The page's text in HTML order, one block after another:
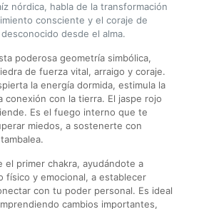
nórdica, habla de la transformación
consciente y el coraje de
desde el alma.
poderosa geometría simbólica,
de fuerza vital, arraigo y coraje.
la energía dormida, estimula la
conexión con la tierra. El jaspe rojo
Es el fuego interno que te
miedos, a sostenerte con
el primer chakra, ayudándote a
físico y emocional, a establecer
con tu poder personal. Es ideal
cambios importantes,